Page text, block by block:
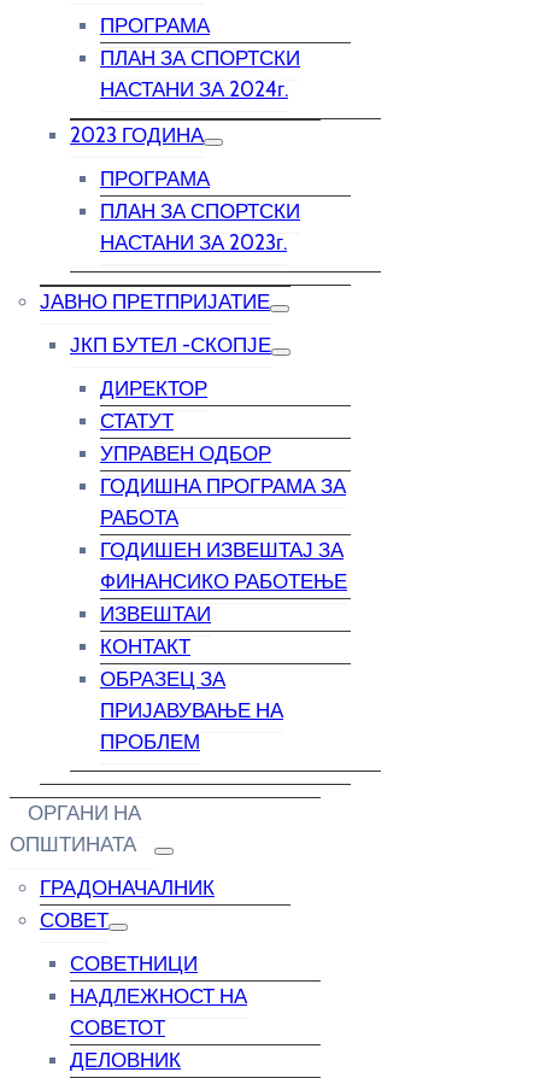
ПРОГРАМА
ПЛАН ЗА СПОРТСКИ
НАСТАНИ ЗА 2024г.
2023 ГОДИНА
ПРОГРАМА
ПЛАН ЗА СПОРТСКИ
НАСТАНИ ЗА 2023г.
ЈАВНО ПРЕТПРИЈАТИЕ
ЈКП БУТЕЛ -СКОПЈЕ
ДИРЕКТОР
СТАТУТ
УПРАВЕН ОДБОР
ГОДИШНА ПРОГРАМА ЗА
РАБОТА
ГОДИШЕН ИЗВЕШТАЈ ЗА
ФИНАНСИКО РАБОТЕЊЕ
ИЗВЕШТАИ
КОНТАКТ
ОБРАЗЕЦ ЗА
ПРИЈАВУВАЊЕ НА
ПРОБЛЕМ
ОРГАНИ НА
ОПШТИНАТА
ГРАДОНАЧАЛНИК
СОВЕТ
СОВЕТНИЦИ
НАДЛЕЖНОСТ НА
СОВЕТОТ
ДЕЛОВНИК